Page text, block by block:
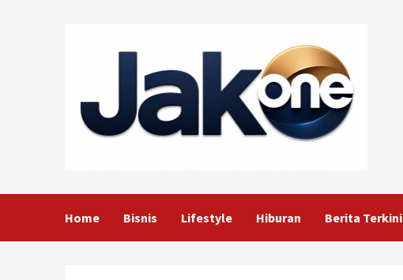
Home Bisnis Lifestyle Hiburan Berita Terkini